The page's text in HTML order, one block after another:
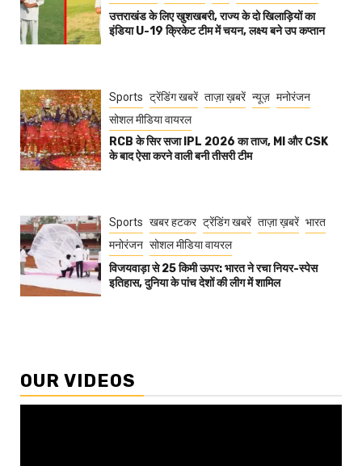
उत्तराखंड के लिए खुशखबरी, राज्य के दो खिलाड़ियों का
इंडिया U-19 क्रिकेट टीम में चयन, लक्ष्य बने उप कप्तान
Sports ट्रेंडिंग खबरें ताज़ा ख़बरें न्यूज़ मनोरंजन
सोशल मीडिया वायरल
RCB के सिर सजा IPL 2026 का ताज, MI और CSK
के बाद ऐसा करने वाली बनी तीसरी टीम
Sports खबर हटकर ट्रेंडिंग खबरें ताज़ा ख़बरें भारत
मनोरंजन सोशल मीडिया वायरल
विजयवाड़ा से 25 किमी ऊपर: भारत ने रचा नियर-स्पेस
इतिहास, दुनिया के पांच देशों की लीग में शामिल
OUR VIDEOS